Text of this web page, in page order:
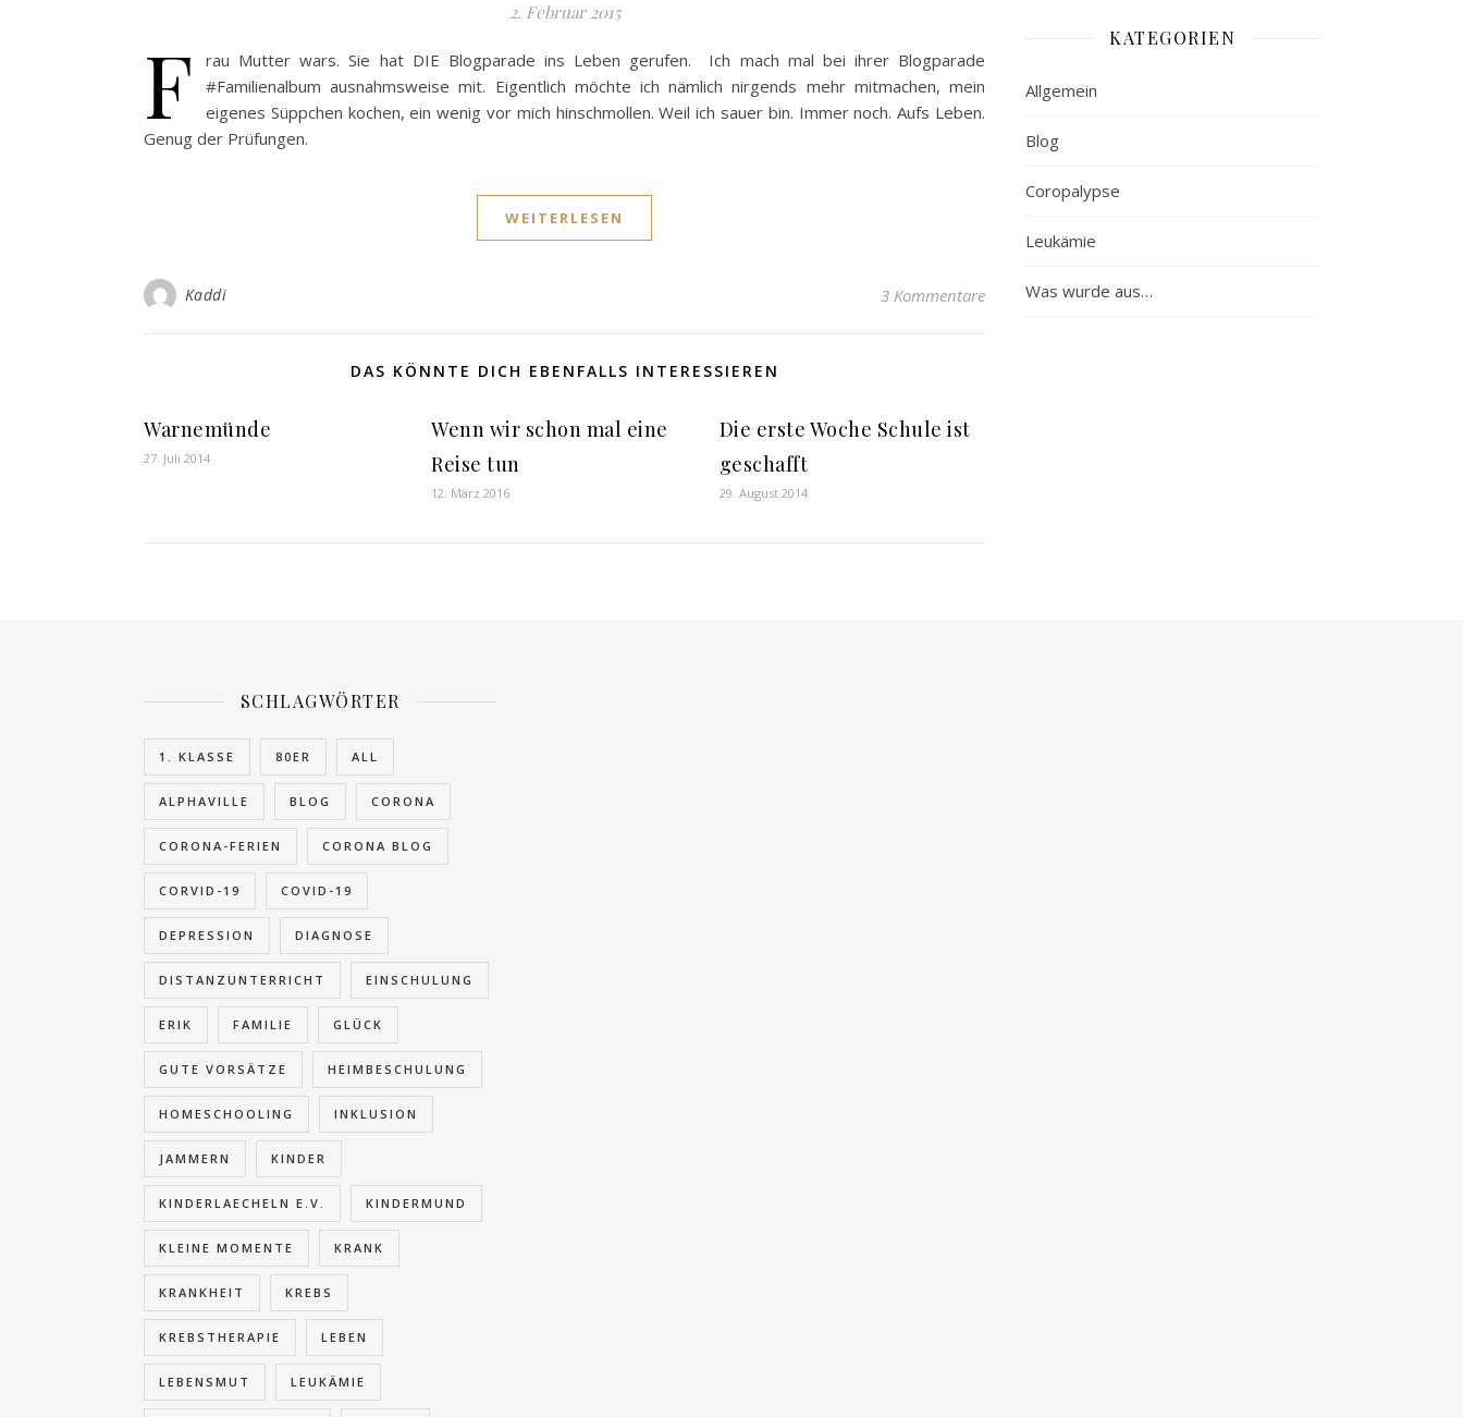
2. Februar 2015
F
rau Mutter wars. Sie hat DIE Blogparade ins Leben gerufen. Ich mach mal bei ihrer Blogparade
#Familienalbum ausnahmsweise mit. Eigentlich möchte ich nämlich nirgends mehr mitmachen, mein
eigenes Süppchen kochen, ein wenig vor mich hinschmollen. Weil ich sauer bin. Immer noch. Aufs Leben.
Genug der Prüfungen.
WEITERLESEN
Kaddi 3 Kommentare
DAS KÖNNTE DICH EBENFALLS INTERESSIEREN
Warnemünde
27. Juli 2014
Wenn wir schon mal eine
Reise tun
12. März 2016
Die erste Woche Schule ist
geschafft
29. August 2014
KATEGORIEN
Allgemein
Blog
Coropalypse
Leukämie
Was wurde aus…
SCHLAGWÖRTER
1. KLASSE 80ER ALL
ALPHAVILLE BLOG CORONA
CORONA-FERIEN CORONA BLOG
CORVID-19 COVID-19
DEPRESSION DIAGNOSE
DISTANZUNTERRICHT EINSCHULUNG
ERIK FAMILIE GLÜCK
GUTE VORSÄTZE HEIMBESCHULUNG
HOMESCHOOLING INKLUSION
JAMMERN KINDER
KINDERLAECHELN E.V. KINDERMUND
KLEINE MOMENTE KRANK
KRANKHEIT KREBS
KREBSTHERAPIE LEBEN
LEBENSMUT LEUKÄMIE